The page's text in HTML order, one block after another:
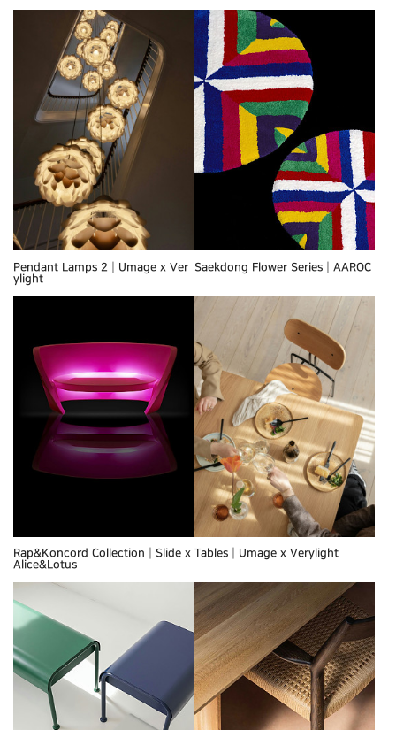
Pendant Lamps 2┃Umage x Ver
ylight
Saekdong Flower Series┃AAROC
Rap&Koncord Collection┃Slide x
Alice&Lotus
Tables┃Umage x Verylight